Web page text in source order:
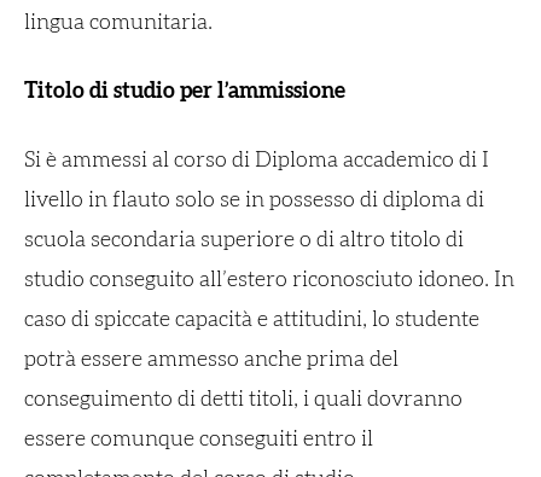
lingua comunitaria.
Titolo di studio per l’ammissione
Si è ammessi al corso di Diploma accademico di I
livello in flauto solo se in possesso di diploma di
scuola secondaria superiore o di altro titolo di
studio conseguito all’estero riconosciuto idoneo. In
caso di spiccate capacità e attitudini, lo studente
potrà essere ammesso anche prima del
conseguimento di detti titoli, i quali dovranno
essere comunque conseguiti entro il